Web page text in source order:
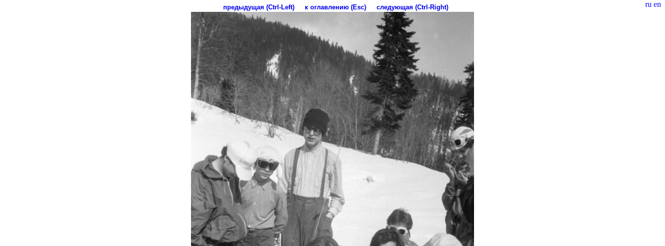
ru en
предыдущая (Ctrl-Left) к оглавлению (Esc) следующая (Ctrl-Right)